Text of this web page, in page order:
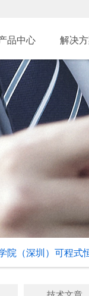
品中心 解决
院（深圳）可程式